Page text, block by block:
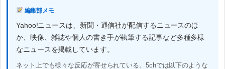
編集部メモ
Yahoo!ニュースは、新聞・通信社が配信するニュースのほ
か、映像、雑誌や個人の書き手が執筆する記事など多種多様
なニュースを掲載しています。
ネット上でも様々な反応が寄せられている。5chでは以下のような